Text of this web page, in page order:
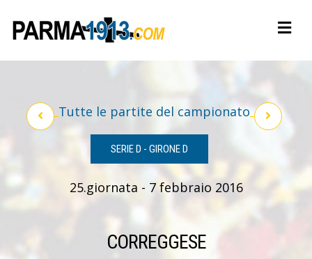
Tutte le partite del campionato
SERIE D - GIRONE D
25.giornata - 7 febbraio 2016
CORREGGESE